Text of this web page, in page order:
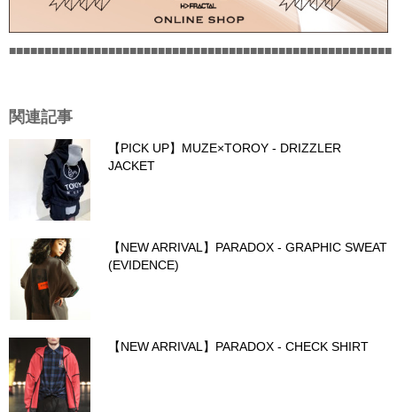
■■■■■■■■■■■■■■■■■■■■■■■■■■■■■■■■■■■■■■■■■■■■■■■■■■■■■■
関連記事
【PICK UP】MUZE×TOROY - DRIZZLER
JACKET
【NEW ARRIVAL】PARADOX - GRAPHIC SWEAT
(EVIDENCE)
【NEW ARRIVAL】PARADOX - CHECK SHIRT